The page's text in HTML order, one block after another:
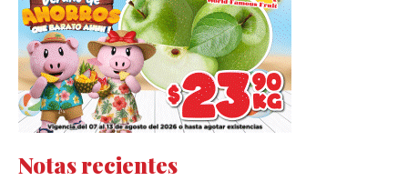
Notas recientes